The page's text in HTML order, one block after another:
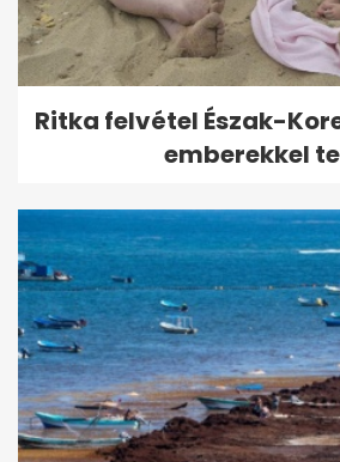
Ritka felvétel Észak-
emberekkel